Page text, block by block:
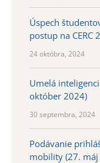
Úspech
postup na CERC
24 októbra, 2024
Umelá
október 2024)
30 septembra, 2024
Podávanie
mobility (27.